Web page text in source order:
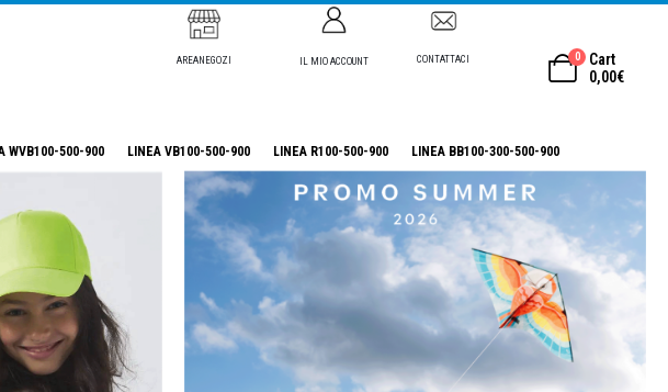
AREANEGOZI IL MIO ACCOUNT CONTATTACI 0
Cart
0,00€
WVB100-500-900 LINEA VB100-500-900 LINEA R100-500-900 LINEA BB100-300-500-900